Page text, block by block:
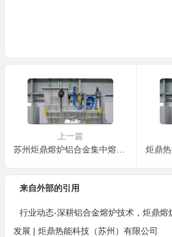
上一篇
来自外部的引用
行业动态-深耕铝合金熔炉技术，炬鼎熔
发展 | 炬鼎热能科技（苏州）有限公司